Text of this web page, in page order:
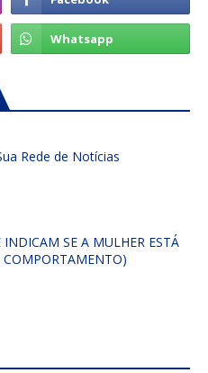
Rede de Notícias
SE A MULHER ESTÁ
COMPORTAMENTO)